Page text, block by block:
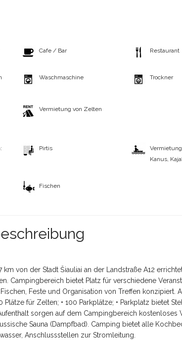
Cafe / Bar Restaurant
Waschmaschine Trockner
Vermietung von Zelten
Pirtis
Kanus,
Fischen
von der Stadt Šiauliai an der Landstraße A12
Campingbereich bietet Platz für verschiedene
Feste und Organisation von Treffen konzipiert.
für Zelten; • 100 Parkplätze; • Parkplatz bietet
sorgen auf dem Campingbereich kostenloses
Sauna (Dampfbad). Camping bietet alle
Anschlussstellen zur Stromleitung.